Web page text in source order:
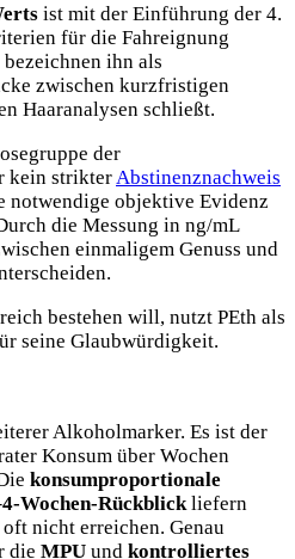
ist mit der Einführung der 4.
für die Fahreignung
ihn als
zwischen kurzfristigen
Haaranalysen schließt.
der
kein strikter Abstinenznachweis
notwendige objektive Evidenz
die Messung in ng/mL
einmaligem Genuss und
bestehen will, nutzt PEth als
seine Glaubwürdigkeit.
Alkoholmarker. Es ist der
Konsum über Wochen
konsumproportionale
Wochen-Rückblick liefern
nicht erreichen. Genau
die MPU und kontrolliertes